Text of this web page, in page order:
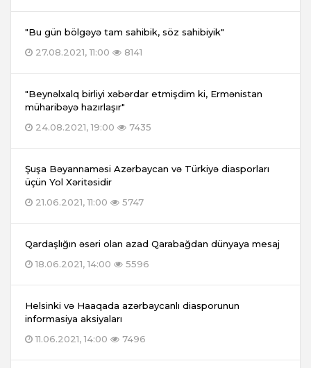
"Bu gün bölgəyə tam sahibik, söz sahibiyik"
27.08.2021, 11:00
8141
"Beynəlxalq birliyi xəbərdar etmişdim ki, Ermənistan
müharibəyə hazırlaşır"
24.08.2021, 19:00
7435
Şuşa Bəyannaməsi Azərbaycan və Türkiyə diasporları
üçün Yol Xəritəsidir
21.06.2021, 11:00
5747
Qardaşlığın əsəri olan azad Qarabağdan dünyaya mesaj
18.06.2021, 14:00
5596
Helsinki və Haaqada azərbaycanlı diasporunun
informasiya aksiyaları
11.06.2021, 14:00
7496